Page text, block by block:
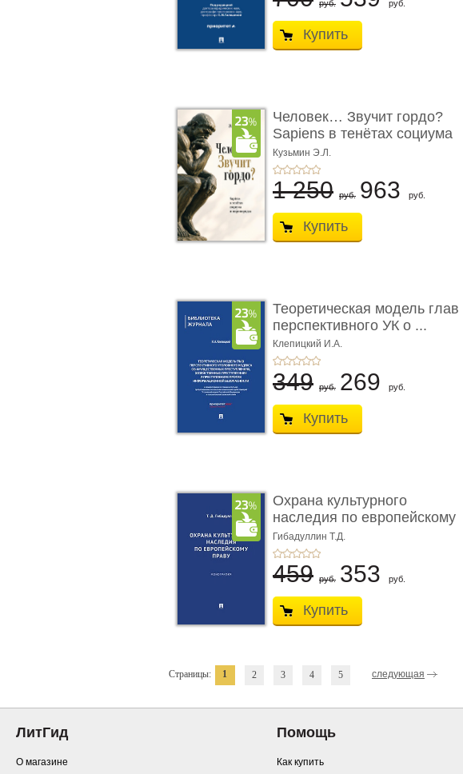
руб. руб.
Купить
Человек… Звучит гордо?
Sapiens в тенётах социума
� ...
Кузьмин Э.Л.
1 250 руб. 963 руб.
Купить
Теоретическая модель глав
перспективного УК о ...
Клепицкий И.А.
349 руб. 269 руб.
Купить
Охрана культурного
наследия по европейскому
п ...
Гибадуллин Т.Д.
459 руб. 353 руб.
Купить
Страницы: 1 2 3 4 5 следующая
ЛитГид
О магазине
Помощь
Как купить